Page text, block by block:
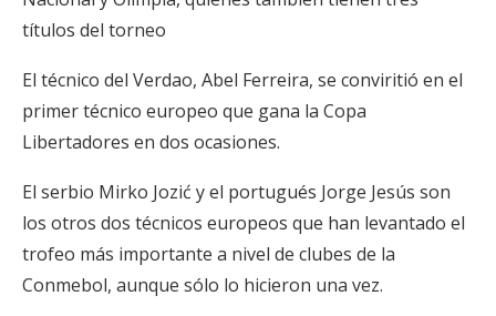
títulos del torneo
El técnico del Verdao, Abel Ferreira, se conviritió en el
primer técnico europeo que gana la Copa
Libertadores en dos ocasiones.
El serbio Mirko Jozić y el portugués Jorge Jesús son
los otros dos técnicos europeos que han levantado el
trofeo más importante a nivel de clubes de la
Conmebol, aunque sólo lo hicieron una vez.